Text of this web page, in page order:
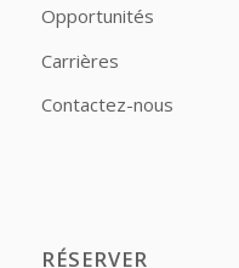
Opportunités
Carrières
Contactez-nous
RÉSERVER